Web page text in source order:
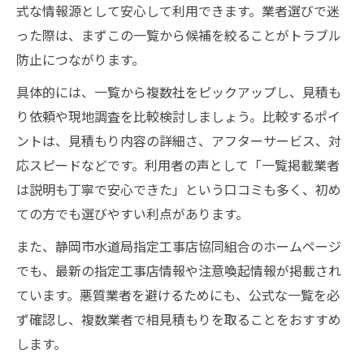
式な情報源として安心して利用できます。業者選びで迷
った際は、まずこの一覧から候補を絞ることがトラブル
防止につながります。
具体的には、一覧から複数社をピックアップし、見積も
り依頼や現地調査を比較検討しましょう。比較するポイ
ントは、見積もり内容の詳細さ、アフターサービス、対
応スピードなどです。利用者の声として「一覧掲載業者
は説明も丁寧で安心できた」という口コミも多く、初め
ての方でも選びやすい利点があります。
また、静岡市水道局指定工事店協同組合のホームページ
でも、最新の指定工事店情報や注意喚起情報が掲載され
ています。悪質業者を避けるためにも、公式な一覧を必
ず確認し、複数業者で相見積もりを取ることをおすすめ
します。